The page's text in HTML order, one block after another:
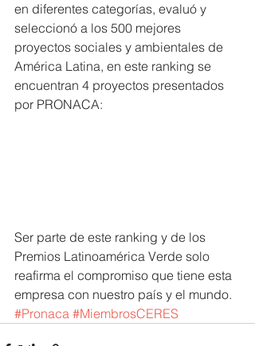
en diferentes categorías, evaluó y
seleccionó a los 500 mejores
proyectos sociales y ambientales de
América Latina, en este ranking se
encuentran 4 proyectos presentados
por PRONACA:
Ser parte de este ranking y de los
Premios Latinoamérica Verde solo
reafirma el compromiso que tiene esta
empresa con nuestro país y el mundo.
#Pronaca #MiembrosCERES